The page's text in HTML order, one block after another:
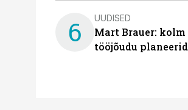
6 UUDISED
Mart Brauer:
tööjõudu